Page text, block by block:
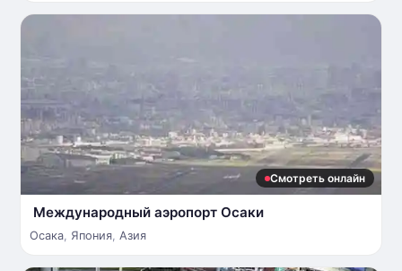
Смотреть онлайн
Международный аэропорт Осаки
Осака, Япония, Азия